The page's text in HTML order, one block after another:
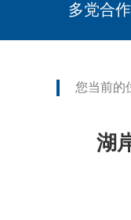
多党合作
您当前的
湖